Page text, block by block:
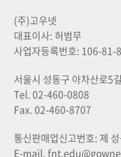
(주)고우넷
대표이사: 허범무
사업자등록번호: 106-81-
서울시 성동구 아차산로5
Tel. 02-460-0808
Fax. 02-460-8707
통신판매업신고번호: 제
E-mail.